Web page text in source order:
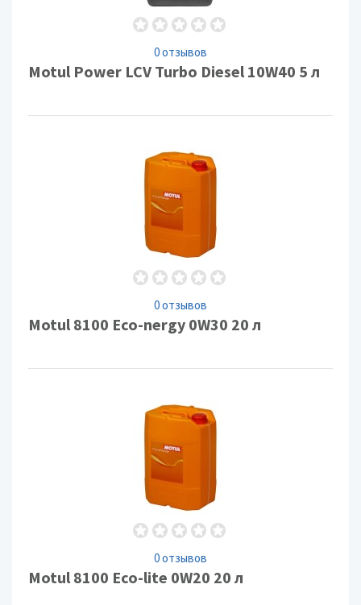
0 отзывов
Motul Power LCV Turbo Diesel 10W40 5 л
0 отзывов
Motul 8100 Eco-nergy 0W30 20 л
0 отзывов
Motul 8100 Eco-lite 0W20 20 л